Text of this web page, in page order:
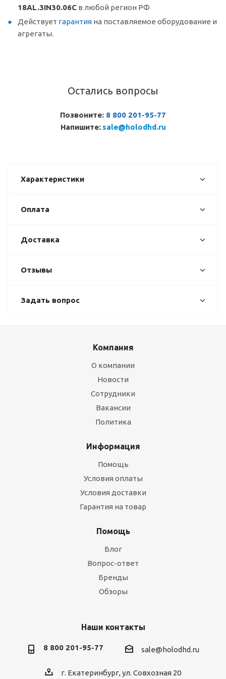
18AL.3IN30.06C в любой регион РФ
Действует гарантия на поставляемое оборудование и
агрегаты.
Остались вопросы
Позвоните: 8 800 201-95-77
Напишите: sale@holodhd.ru
Характеристики
Оплата
Доставка
Отзывы
Задать вопрос
Компания
О компании
Новости
Сотрудники
Вакансии
Политика
Информация
Помощь
Условия оплаты
Условия доставки
Гарантия на товар
Помощь
Блог
Вопрос-ответ
Бренды
Обзоры
Наши контакты
8 800 201-95-77 sale@holodhd.ru
г. Екатеринбург, ул. Совхозная 20